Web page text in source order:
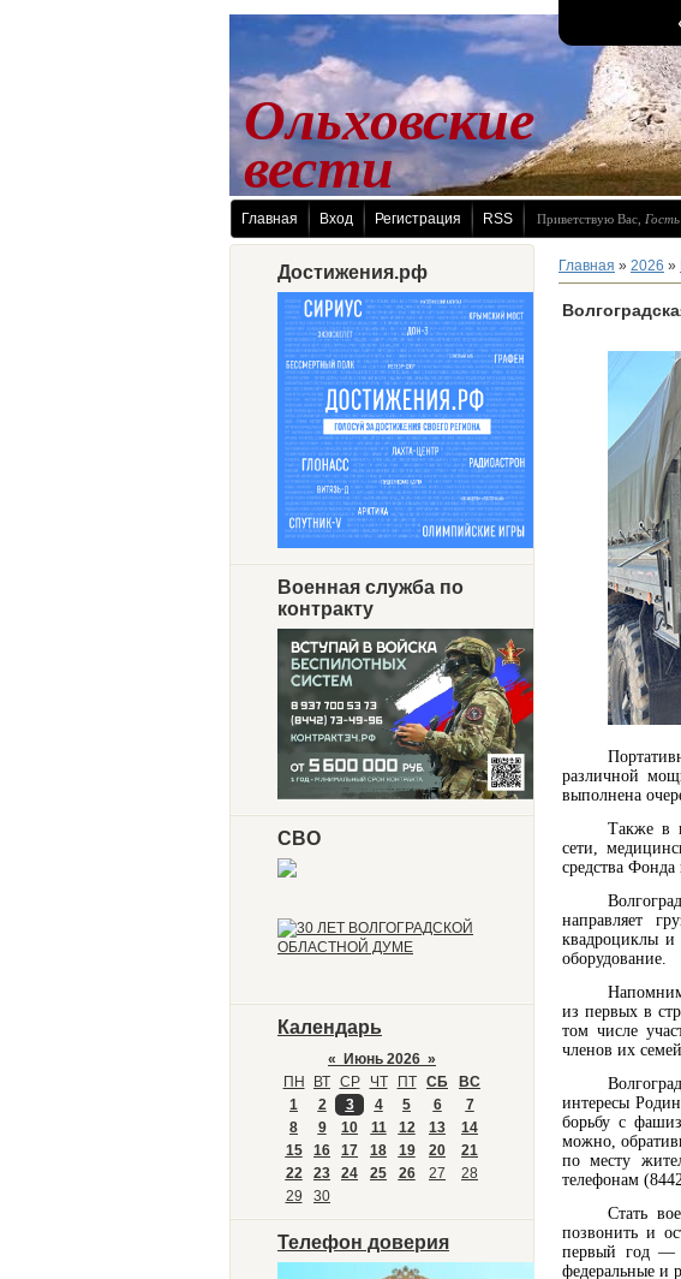
Ольховские
вести
Главная Вход Регистрация RSS Приветствую Вас Гость
Достижения.рф
Военная служба по
контракту
СВО
Календарь
« Июнь 2026 »
ПН
ВТ СР ЧТ ПТ СБ
ВС
1
2 3 4 5 6
7
8
9 10 11 12 13
14
15
16 17 18 19 20
21
22
23 24 25 26 27
28
29
30
Телефон доверия
Главная » 2026 »
различной
выполнена
Также в
сети,
средства
направляет
квадроциклы и
оборудование.
из первых в
том числе
членов их
интересы
борьбу с
можно,
по месту
телефонам
Стать
позвонить и
первый год —
федеральные и